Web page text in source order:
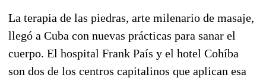
La terapia de las piedras, arte milenario de masaje,
llegó a Cuba con nuevas prácticas para sanar el
cuerpo. El hospital Frank País y el hotel Cohíba
son dos de los centros capitalinos que aplican esa